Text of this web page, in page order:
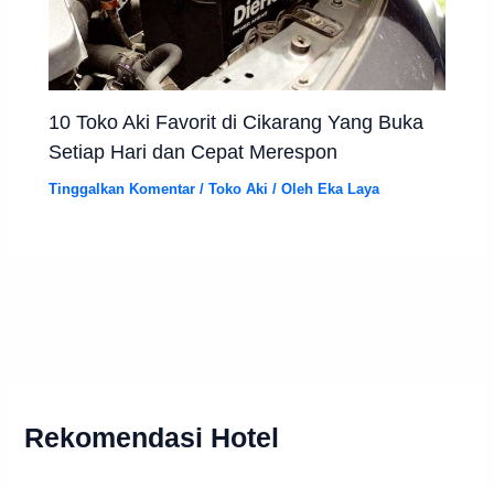
10 Toko Aki Favorit di Cikarang Yang Buka
Setiap Hari dan Cepat Merespon
Tinggalkan Komentar /Toko Aki / OlehEka Laya
Rekomendasi Hotel